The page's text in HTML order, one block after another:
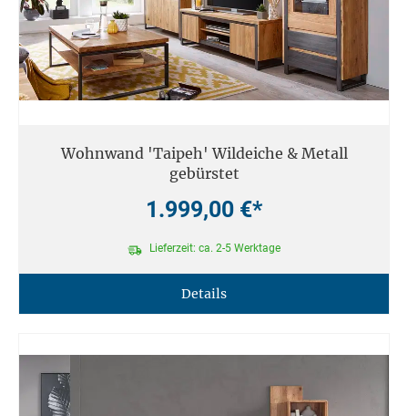
Wohnwand 'Taipeh' Wildeiche & Metall
gebürstet
1.999,00 €*
Lieferzeit: ca. 2-5 Werktage
Details